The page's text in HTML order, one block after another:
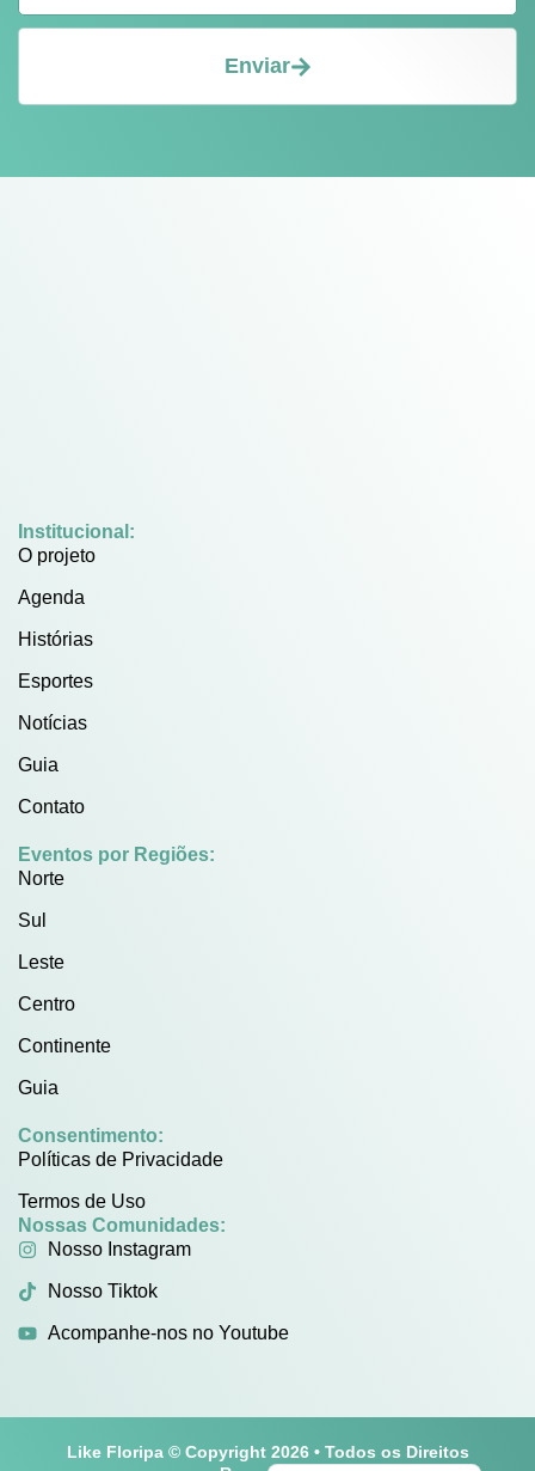
Enviar
Institucional:
O projeto
Agenda
Histórias
Esportes
Notícias
Guia
Contato
Eventos por Regiões:
Norte
Sul
Leste
Centro
Continente
Guia
Consentimento:
Políticas de Privacidade
Termos de Uso
Nossas Comunidades:
Nosso Instagram
Nosso Tiktok
Acompanhe-nos no Youtube
Like Floripa © Copyright 2026 • Todos os Direitos
English